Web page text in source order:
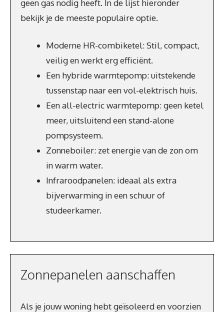
geen gas nodig heeft. In de lijst hieronder
bekijk je de meeste populaire optie.
Moderne HR-combiketel: Stil, compact,
veilig en werkt erg efficiënt.
Een hybride warmtepomp: uitstekende
tussenstap naar een vol-elektrisch huis.
Een all-electric warmtepomp: geen ketel
meer, uitsluitend een stand-alone
pompsysteem.
Zonneboiler: zet energie van de zon om
in warm water.
Infraroodpanelen: ideaal als extra
bijverwarming in een schuur of
studeerkamer.
Zonnepanelen aanschaffen
Als je jouw woning hebt geïsoleerd en voorzien